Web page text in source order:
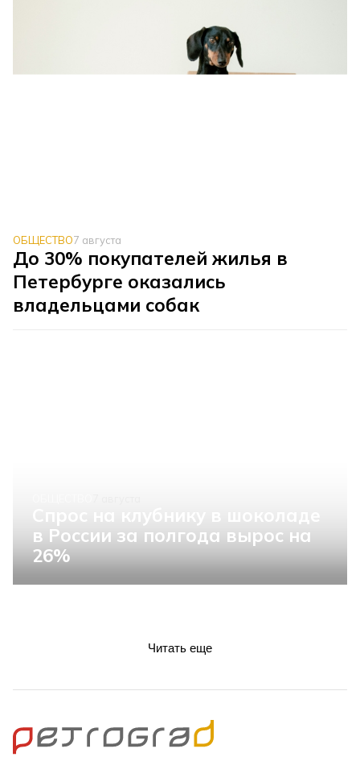
ОБЩЕСТВО7 августа
До 30% покупателей жилья в
Петербурге оказались
владельцами собак
в России за полгода вырос на
26%
Читать еще